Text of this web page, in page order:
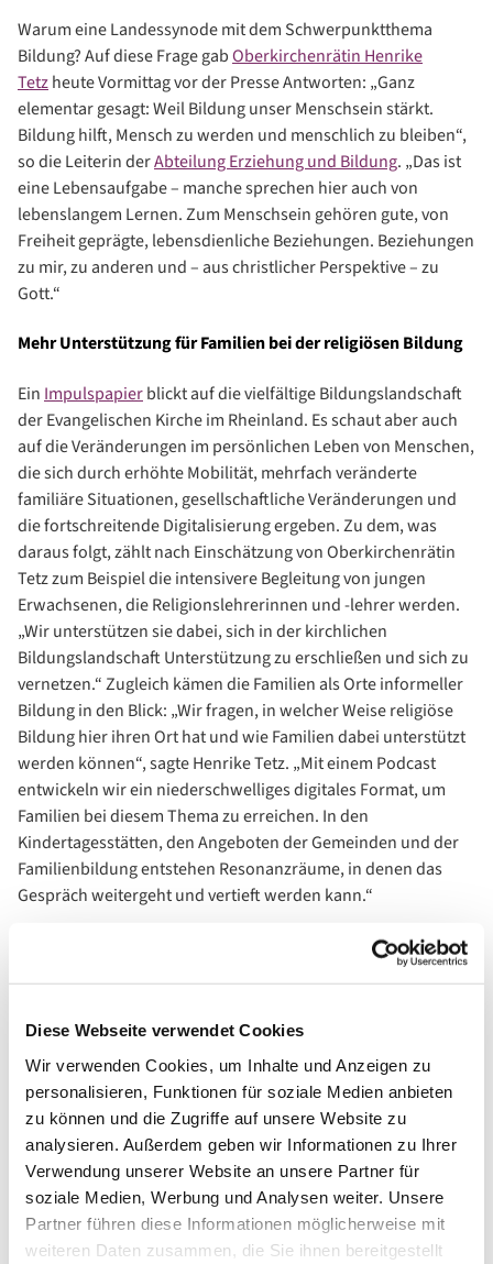
Diese Webseite verwendet Cookies
Wir verwenden Cookies, um Inhalte und Anzeigen zu
personalisieren, Funktionen für soziale Medien anbieten
zu können und die Zugriffe auf unsere Website zu
analysieren. Außerdem geben wir Informationen zu Ihrer
Verwendung unserer Website an unsere Partner für
soziale Medien, Werbung und Analysen weiter. Unsere
Partner führen diese Informationen möglicherweise mit
weiteren Daten zusammen, die Sie ihnen bereitgestellt
Warum eine Landessynode mit dem Schwerpunktthema
Bildung? Auf diese Frage gabOberkirchenrätin Henrike
Tetzheute Vormittag vor der Presse Antworten: „Ganz
elementar gesagt: Weil Bildung unser Menschsein stärkt.
Bildung hilft, Mensch zu werden und menschlich zu bleiben“,
so die Leiterin derAbteilung Erziehung und Bildung. „Das ist
eine Lebensaufgabe – manche sprechen hier auch von
lebenslangem Lernen. Zum Menschsein gehören gute, von
Freiheit geprägte, lebensdienliche Beziehungen. Beziehungen
zu mir, zu anderen und – aus christlicher Perspektive – zu
Gott.“
Mehr Unterstützung für Familien bei der religiösen Bildung
Ein Impulspapierblickt auf die vielfältige Bildungslandschaft
der Evangelischen Kirche im Rheinland. Es schaut aber auch
auf die Veränderungen im persönlichen Leben von Menschen,
die sich durch erhöhte Mobilität, mehrfach veränderte
familiäre Situationen, gesellschaftliche Veränderungen und
die fortschreitende Digitalisierung ergeben. Zu dem, was
daraus folgt, zählt nach Einschätzung von Oberkirchenrätin
Tetz zum Beispiel die intensivere Begleitung von jungen
Erwachsenen, die Religionslehrerinnen und -lehrer werden.
„Wir unterstützen sie dabei, sich in der kirchlichen
Bildungslandschaft Unterstützung zu erschließen und sich zu
vernetzen.“ Zugleich kämen die Familien als Orte informeller
Bildung in den Blick: „Wir fragen, in welcher Weise religiöse
Bildung hier ihren Ort hat und wie Familien dabei unterstützt
werden können“, sagte Henrike Tetz. „Mit einem Podcast
entwickeln wir ein niederschwelliges digitales Format, um
Familien bei diesem Thema zu erreichen. In den
Kindertagesstätten, den Angeboten der Gemeinden und der
Familienbildung entstehen Resonanzräume, in denen das
Gespräch weitergeht und vertieft werden kann.“
Allein 2,7 Millionen Euro mehr für Energie eingeplant
Finanzen. „Im laufenden Jahr betragen die Mehreinnahmen
stellteOberkirchenrat Henning Boeckerfest. Das entspricht
32 Millionen Euro. Im Jahr 2023 rechnet der Finanzchef der
Evangelischen Kirche im Rheinland mit Mehreinnahmen von
knapp drei Prozent. „Diesen Einnahmen stehen höhere
Ausgaben aufgrund der Inflation gegenüber. Insbesondere im
Bereich der Energiekosten rechnen wir im nächsten Jahr mit
erheblichen zusätzlichen Kosten. Allein für die
Energieversorgung haben wir für das nächste Jahr 2,7